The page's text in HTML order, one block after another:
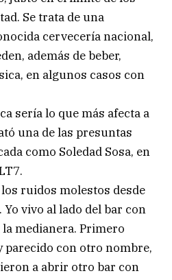
Se trata de una
cervecería nacional,
además de beber,
en algunos casos con
sería lo que más afecta a
una de las presuntas
como Soledad Sosa, en
ruidos molestos desde
vivo al lado del bar con
medianera. Primero
con otro nombre,
a abrir otro bar con